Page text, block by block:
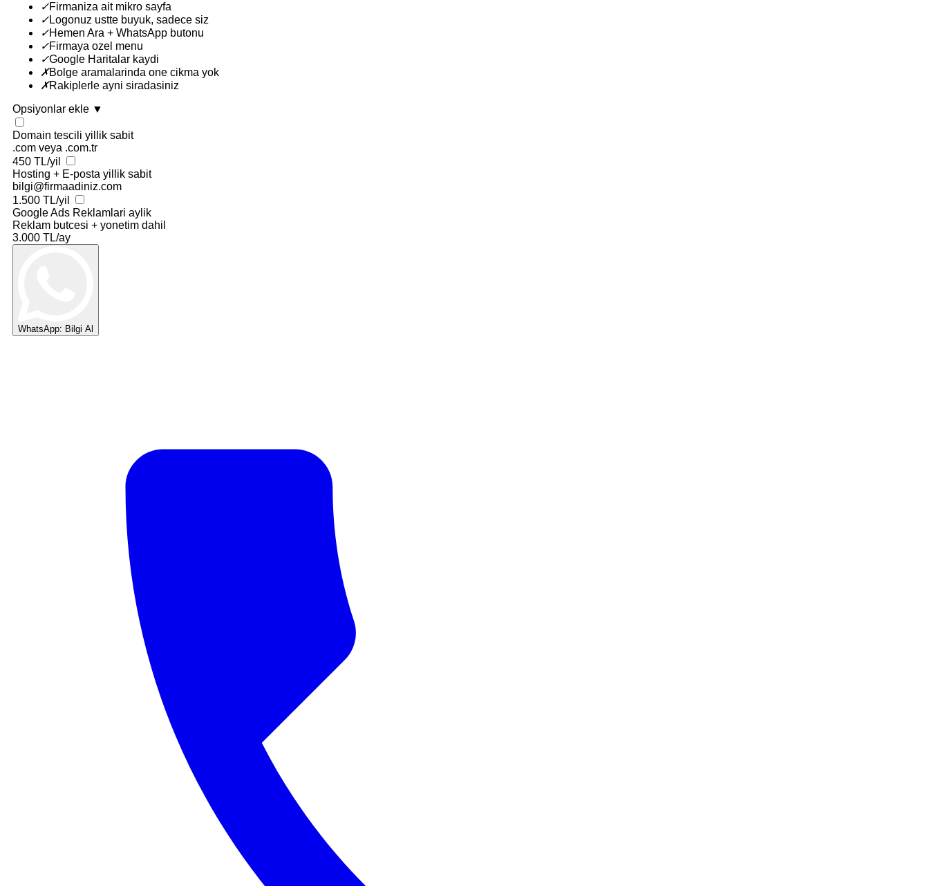
✓Firmaniza ait mikro sayfa
✓Logonuz ustte buyuk, sadece siz
✓Hemen Ara + WhatsApp butonu
✓Firmaya ozel menu
✓Google Haritalar kaydi
✗Bolge aramalarinda one cikma yok
✗Rakiplerle ayni siradasiniz
Opsiyonlar ekle ▼
Domain tescili yillik sabit
.com veya .com.tr
450 TL/yil
Hosting + E-posta yillik sabit
bilgi@firmaadiniz.com
1.500 TL/yil
Google Ads Reklamlari aylik
Reklam butcesi + yonetim dahil
3.000 TL/ay
WhatsApp: Bilgi Al